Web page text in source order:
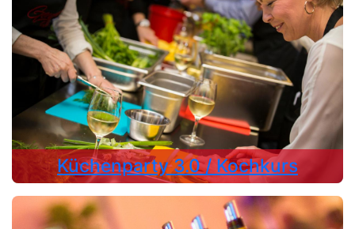
Küchenparty 3.0 / Kochkurs